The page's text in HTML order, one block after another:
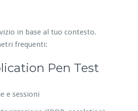
in base al tuo contesto.
frequenti:
Pen Test
e sessioni